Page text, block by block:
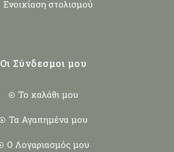
Ενοικίαση στολισμού
Οι Σύνδεσμοι μου
Το καλάθι μου
Τα Αγαπημένα μου
Ο Λογαριασμός μου